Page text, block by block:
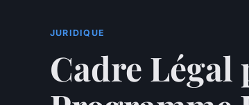
JURIDIQUE
Cadre Légal